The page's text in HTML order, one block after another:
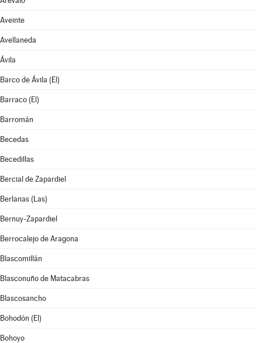
Aveinte
Avellaneda
Ávila
Barco de Ávila (El)
Barraco (El)
Barromán
Becedas
Becedillas
Bercial de Zapardiel
Berlanas (Las)
Bernuy-Zapardiel
Berrocalejo de Aragona
Blascomillán
Blasconuño de Matacabras
Blascosancho
Bohodón (El)
Bohoyo